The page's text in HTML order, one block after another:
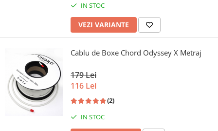
IN STOC
VEZI VARIANTE
Cablu de Boxe Chord Odyssey X Metraj
179 Lei
116 Lei
(2)
IN STOC